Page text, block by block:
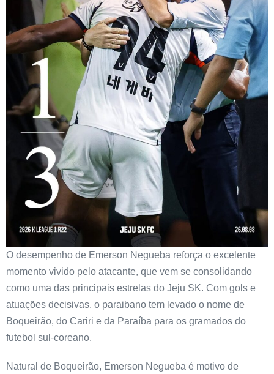
O desempenho de Emerson Negueba reforça o excelente
momento vivido pelo atacante, que vem se consolidando
como uma das principais estrelas do Jeju SK. Com gols e
atuações decisivas, o paraibano tem levado o nome de
Boqueirão, do Cariri e da Paraíba para os gramados do
futebol sul-coreano.
Natural de Boqueirão, Emerson Negueba é motivo de